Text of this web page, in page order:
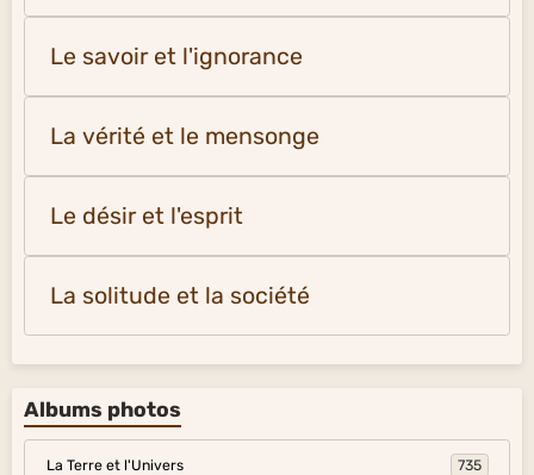
Le savoir et l'ignorance
La vérité et le mensonge
Le désir et l'esprit
La solitude et la société
Albums photos
La Terre et l'Univers 735